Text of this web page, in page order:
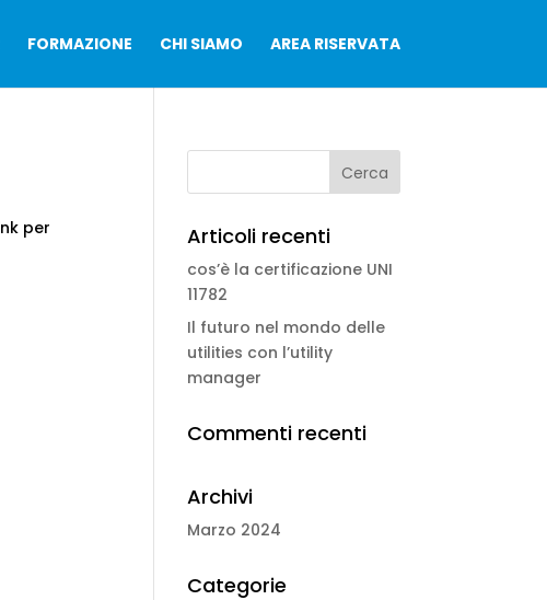
FORMAZIONE CHI SIAMO AREA RISERVATA
per
Articoli recenti
cos’è la certificazione UNI
11782
Il futuro nel mondo delle
utilities con l’utility
manager
Commenti recenti
Archivi
Marzo 2024
Categorie